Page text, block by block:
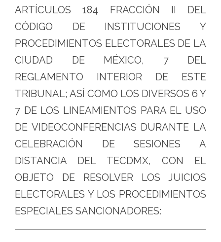
ARTÍCULOS 184 FRACCIÓN II DEL
CÓDIGO DE INSTITUCIONES Y
PROCEDIMIENTOS ELECTORALES DE LA
CIUDAD DE MÉXICO, 7 DEL
REGLAMENTO INTERIOR DE ESTE
TRIBUNAL; ASÍ COMO LOS DIVERSOS 6 Y
7 DE LOS LINEAMIENTOS PARA EL USO
DE VIDEOCONFERENCIAS DURANTE LA
CELEBRACIÓN DE SESIONES A
DISTANCIA DEL TECDMX, CON EL
OBJETO DE RESOLVER LOS JUICIOS
ELECTORALES Y LOS PROCEDIMIENTOS
ESPECIALES SANCIONADORES: